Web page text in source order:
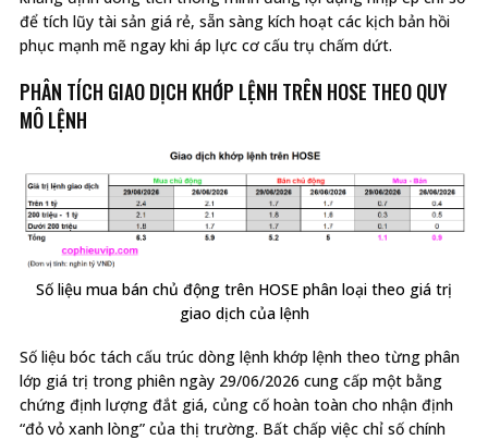
để tích lũy tài sản giá rẻ, sẵn sàng kích hoạt các kịch bản hồi
phục mạnh mẽ ngay khi áp lực cơ cấu trụ chấm dứt.
PHÂN TÍCH GIAO DỊCH KHỚP LỆNH TRÊN HOSE THEO QUY
MÔ LỆNH
Số liệu mua bán chủ động trên HOSE phân loại theo giá trị
giao dịch của lệnh
Số liệu bóc tách cấu trúc dòng lệnh khớp lệnh theo từng phân
lớp giá trị trong phiên ngày 29/06/2026 cung cấp một bằng
chứng định lượng đắt giá, củng cố hoàn toàn cho nhận định
“đỏ vỏ xanh lòng” của thị trường. Bất chấp việc chỉ số chính